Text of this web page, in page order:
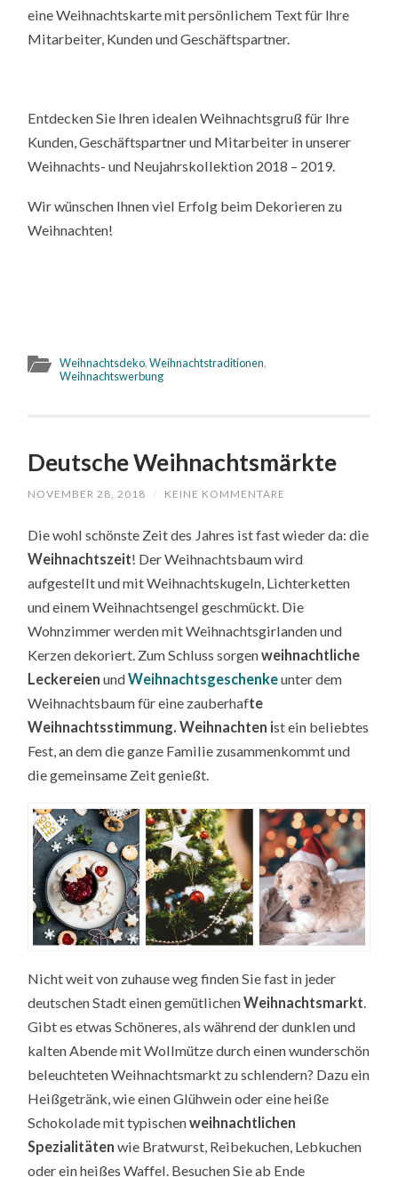
eine Weihnachtskarte mit persönlichem Text für Ihre
Mitarbeiter, Kunden und Geschäftspartner.
Entdecken Sie Ihren idealen Weihnachtsgruß für Ihre
Kunden, Geschäftspartner und Mitarbeiter in unserer
Weihnachts- und Neujahrskollektion 2018 – 2019.
Wir wünschen Ihnen viel Erfolg beim Dekorieren zu
Weihnachten!
Weihnachtsdeko,Weihnachtstraditionen,
Weihnachtswerbung
Deutsche Weihnachtsmärkte
NOVEMBER 28, 2018 / KEINE KOMMENTARE
Die wohl schönste Zeit des Jahres ist fast wieder da: die
Weihnachtszeit! Der Weihnachtsbaum wird
aufgestellt und mit Weihnachtskugeln, Lichterketten
und einem Weihnachtsengel geschmückt. Die
Wohnzimmer werden mit Weihnachtsgirlanden und
Kerzen dekoriert. Zum Schluss sorgenweihnachtliche
Leckereien undWeihnachtsgeschenkeunter dem
Weihnachtsbaum für eine zauberhafte
Weihnachtsstimmung. Weihnachten ist ein beliebtes
Fest, an dem die ganze Familie zusammenkommt und
die gemeinsame Zeit genießt.
Nicht weit von zuhause weg finden Sie fast in jeder
deutschen Stadt einen gemütlichenWeihnachtsmarkt.
Gibt es etwas Schöneres, als während der dunklen und
kalten Abende mit Wollmütze durch einen wunderschön
beleuchteten Weihnachtsmarkt zu schlendern? Dazu ein
Heißgetränk, wie einen Glühwein oder eine heiße
Schokolade mit typischenweihnachtlichen
Spezialitäten wie Bratwurst, Reibekuchen, Lebkuchen
oder ein heißes Waffel. Besuchen Sie ab Ende